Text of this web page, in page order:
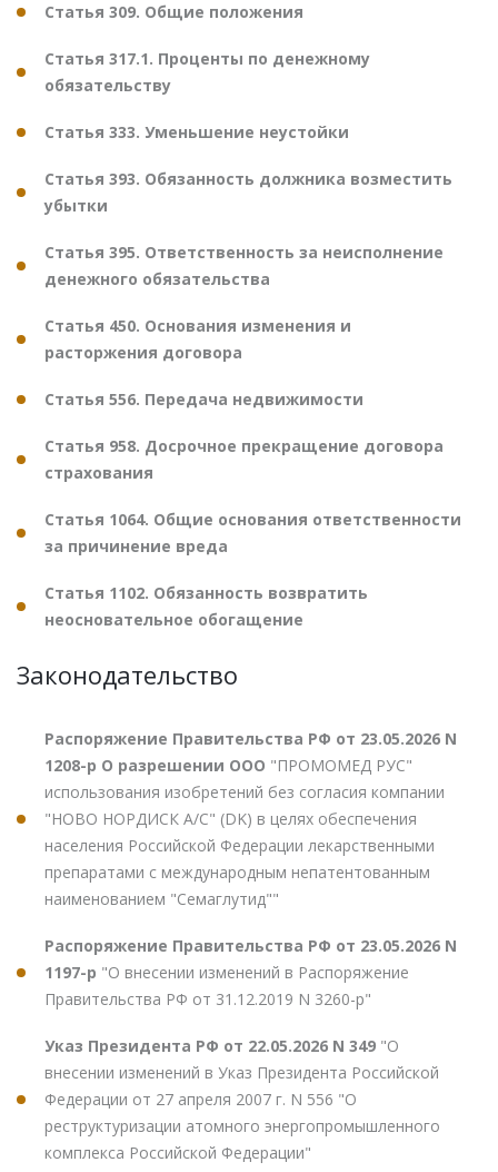
Статья 309. Общие положения
Статья 317.1. Проценты по денежному
обязательству
Статья 333. Уменьшение неустойки
Статья 393. Обязанность должника возместить
убытки
Статья 395. Ответственность за неисполнение
денежного обязательства
Статья 450. Основания изменения и
расторжения договора
Статья 556. Передача недвижимости
Статья 958. Досрочное прекращение договора
страхования
Статья 1064. Общие основания ответственности
за причинение вреда
Статья 1102. Обязанность возвратить
неосновательное обогащение
Законодательство
Распоряжение Правительства РФ от 23.05.2026 N
1208-р О разрешении ООО "ПРОМОМЕД РУС"
использования изобретений без согласия компании
"НОВО НОРДИСК А/С" (DK) в целях обеспечения
населения Российской Федерации лекарственными
препаратами с международным непатентованным
наименованием "Семаглутид""
Распоряжение Правительства РФ от 23.05.2026 N
1197-р "О внесении изменений в Распоряжение
Правительства РФ от 31.12.2019 N 3260-р"
Указ Президента РФ от 22.05.2026 N 349 "О
внесении изменений в Указ Президента Российской
Федерации от 27 апреля 2007 г. N 556 "О
реструктуризации атомного энергопромышленного
комплекса Российской Федерации"